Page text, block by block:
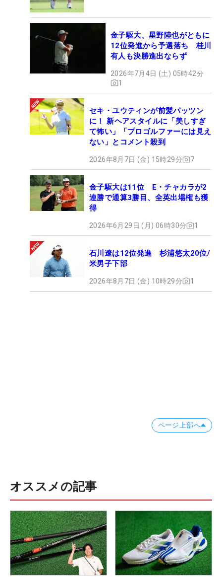
金子駆大、星野陸也がともに
12位発進から予選落ち 桂川
有人も決勝進出ならず
2026年7月4日 (土) 05時42分
1
セキ・ユウティンが前髪パッツン
に！ 新ヘアスタイルに「美しすぎ
て怖い」「プロゴルファーには見え
ない」とコメント殺到
2026年8月7日 (金) 15時29分 7
金子駆大は11位 E・チャカラが2
連勝で通算3勝目、全英出場権も獲
得
2026年6月29日 (月) 06時30分 1
石川遼は12位発進 杉浦悠太20位/
米男子下部
2026年8月7日 (金) 10時29分 1
ページ上部へ
オススメの記事